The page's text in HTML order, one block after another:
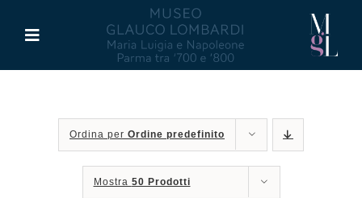
contenuto
Toggle
Maria Luigia d’Asburgo
Ordina per Ordine predefinito
Mostra 50 Prodotti